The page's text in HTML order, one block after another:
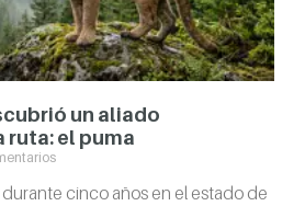
un aliado
ruta: el puma
cinco años en el estado de